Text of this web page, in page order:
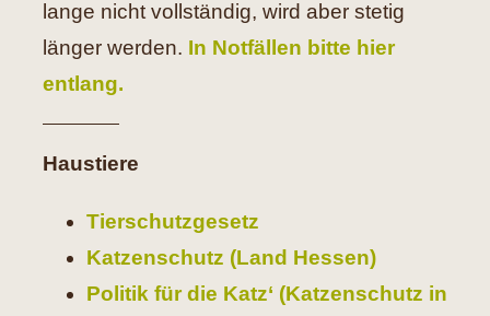
lange nicht vollständig, wird aber stetig
länger werden. In Notfällen bitte hier
entlang.
Haustiere
Tierschutzgesetz
Katzenschutz (Land Hessen)
Politik für die Katz‘ (Katzenschutz in